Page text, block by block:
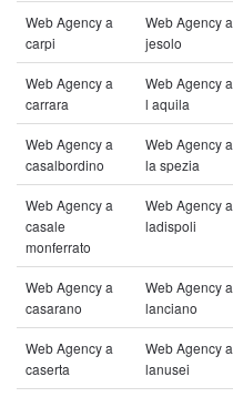
Web Agency a
carpi
Web Agency a
jesolo
Web Agency a
carrara
Web Agency a
l aquila
Web Agency a
casalbordino
Web Agency a
la spezia
Web Agency a
casale
monferrato
Web Agency a
ladispoli
Web Agency a
casarano
Web Agency a
lanciano
Web Agency a
caserta
Web Agency a
lanusei